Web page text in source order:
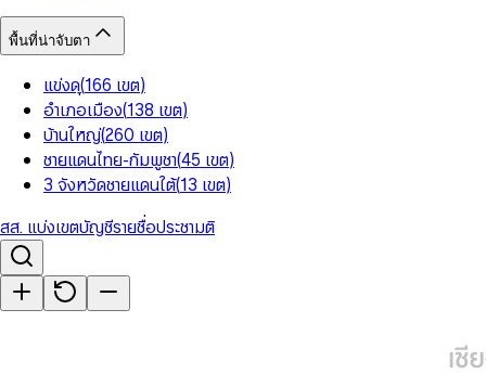
พื้นที่น่าจับตา
แข่งดุ(166 เขต)
อำเภอเมือง(138 เขต)
บ้านใหญ่(260 เขต)
ชายแดนไทย-กัมพูชา(45 เขต)
3 จังหวัดชายแดนใต้(13 เขต)
สส. แบ่งเขตบัญชีรายชื่อประชามติ